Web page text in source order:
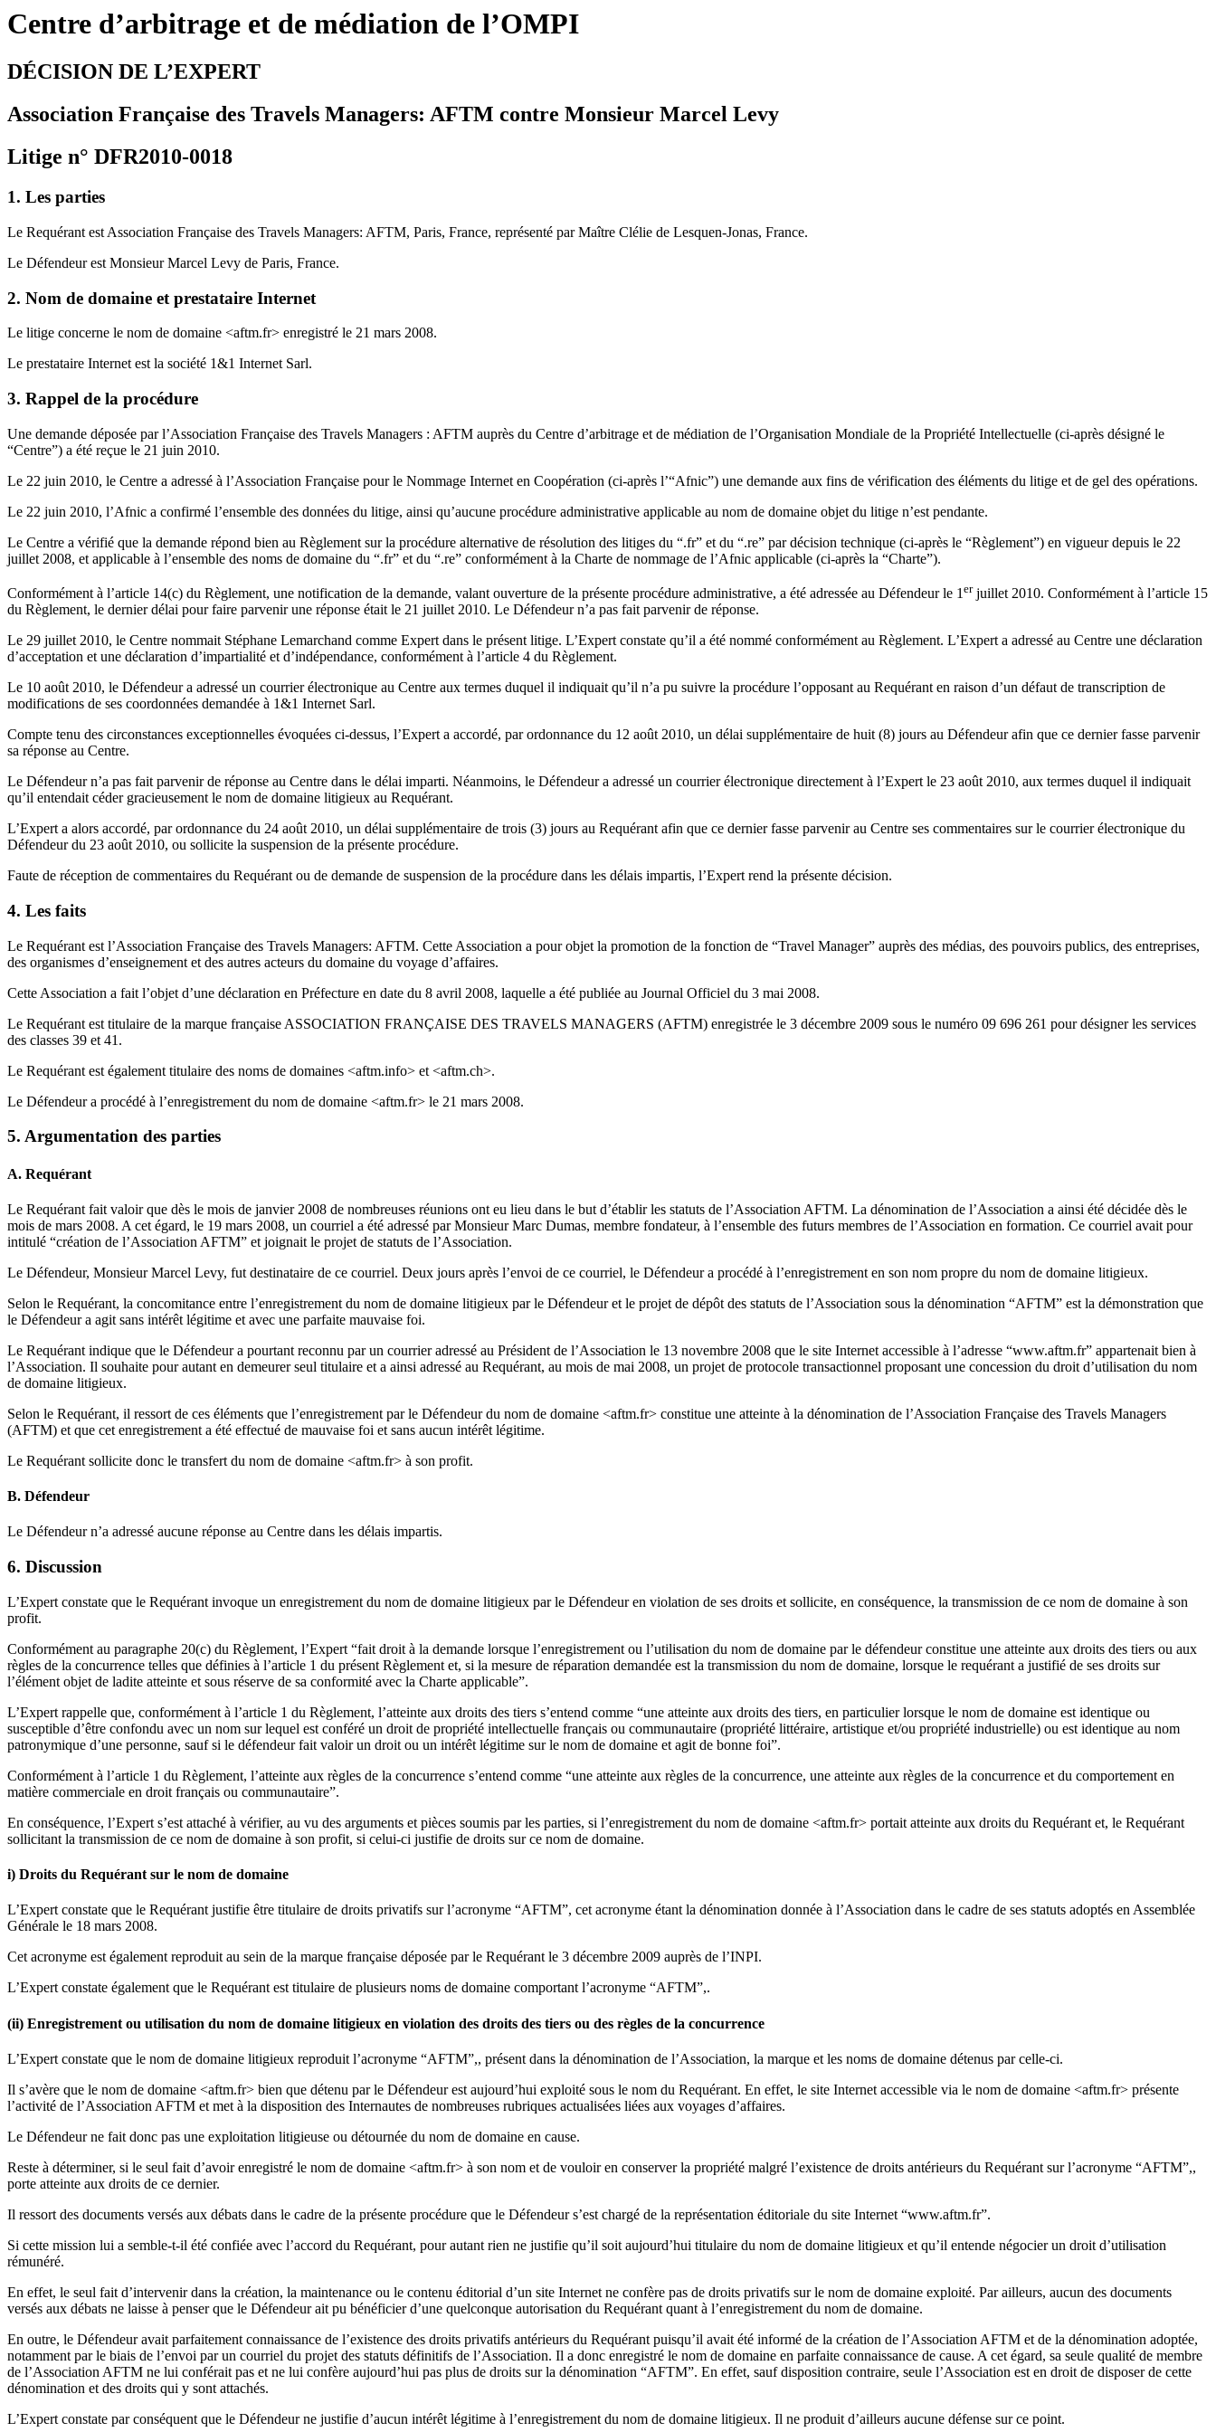
Centre d’arbitrage et de médiation de l’OMPI
DÉCISION DE L’EXPERT
Association Française des Travels Managers: AFTM contre Monsieur Marcel Levy
Litige n° DFR2010-0018
1. Les parties
Le Requérant est Association Française des Travels Managers: AFTM, Paris, France, représenté par Maître Clélie de Lesquen-Jonas, France.
Le Défendeur est Monsieur Marcel Levy de Paris, France.
2. Nom de domaine et prestataire Internet
Le litige concerne le nom de domaine <aftm.fr> enregistré le 21 mars 2008.
Le prestataire Internet est la société 1&1 Internet Sarl.
3. Rappel de la procédure
Une demande déposée par l’Association Française des Travels Managers : AFTM auprès du Centre d’arbitrage et de médiation de l’Organisation Mondiale de la Propriété Intellectuelle (ci-après désigné le
“Centre”) a été reçue le 21 juin 2010.
Le 22 juin 2010, le Centre a adressé à l’Association Française pour le Nommage Internet en Coopération (ci-après l’“Afnic”) une demande aux fins de vérification des éléments du litige et de gel des opérations.
Le 22 juin 2010, l’Afnic a confirmé l’ensemble des données du litige, ainsi qu’aucune procédure administrative applicable au nom de domaine objet du litige n’est pendante.
Le Centre a vérifié que la demande répond bien au Règlement sur la procédure alternative de résolution des litiges du “.fr” et du “.re” par décision technique (ci-après le “Règlement”) en vigueur depuis le 22
juillet 2008, et applicable à l’ensemble des noms de domaine du “.fr” et du “.re” conformément à la Charte de nommage de l’Afnic applicable (ci-après la “Charte”).
Conformément à l’article 14(c) du Règlement, une notification de la demande, valant ouverture de la présente procédure administrative, a été adressée au Défendeur le 1 erjuillet 2010. Conformément à l’article 15
du Règlement, le dernier délai pour faire parvenir une réponse était le 21 juillet 2010. Le Défendeur n’a pas fait parvenir de réponse.
Le 29 juillet 2010, le Centre nommait Stéphane Lemarchand comme Expert dans le présent litige. L’Expert constate qu’il a été nommé conformément au Règlement. L’Expert a adressé au Centre une déclaration
d’acceptation et une déclaration d’impartialité et d’indépendance, conformément à l’article 4 du Règlement.
Le 10 août 2010, le Défendeur a adressé un courrier électronique au Centre aux termes duquel il indiquait qu’il n’a pu suivre la procédure l’opposant au Requérant en raison d’un défaut de transcription de
modifications de ses coordonnées demandée à 1&1 Internet Sarl.
Compte tenu des circonstances exceptionnelles évoquées ci-dessus, l’Expert a accordé, par ordonnance du 12 août 2010, un délai supplémentaire de huit (8) jours au Défendeur afin que ce dernier fasse parvenir
sa réponse au Centre.
Le Défendeur n’a pas fait parvenir de réponse au Centre dans le délai imparti. Néanmoins, le Défendeur a adressé un courrier électronique directement à l’Expert le 23 août 2010, aux termes duquel il indiquait
qu’il entendait céder gracieusement le nom de domaine litigieux au Requérant.
L’Expert a alors accordé, par ordonnance du 24 août 2010, un délai supplémentaire de trois (3) jours au Requérant afin que ce dernier fasse parvenir au Centre ses commentaires sur le courrier électronique du
Défendeur du 23 août 2010, ou sollicite la suspension de la présente procédure.
Faute de réception de commentaires du Requérant ou de demande de suspension de la procédure dans les délais impartis, l’Expert rend la présente décision.
4. Les faits
Le Requérant est l’Association Française des Travels Managers: AFTM. Cette Association a pour objet la promotion de la fonction de “Travel Manager” auprès des médias, des pouvoirs publics, des entreprises,
des organismes d’enseignement et des autres acteurs du domaine du voyage d’affaires.
Cette Association a fait l’objet d’une déclaration en Préfecture en date du 8 avril 2008, laquelle a été publiée au Journal Officiel du 3 mai 2008.
Le Requérant est titulaire de la marque française ASSOCIATION FRANÇAISE DES TRAVELS MANAGERS (AFTM) enregistrée le 3 décembre 2009 sous le numéro 09 696 261 pour désigner les services
des classes 39 et 41.
Le Requérant est également titulaire des noms de domaines <aftm.info> et <aftm.ch>.
Le Défendeur a procédé à l’enregistrement du nom de domaine <aftm.fr> le 21 mars 2008.
5. Argumentation des parties
A. Requérant
Le Requérant fait valoir que dès le mois de janvier 2008 de nombreuses réunions ont eu lieu dans le but d’établir les statuts de l’Association AFTM. La dénomination de l’Association a ainsi été décidée dès le
mois de mars 2008. A cet égard, le 19 mars 2008, un courriel a été adressé par Monsieur Marc Dumas, membre fondateur, à l’ensemble des futurs membres de l’Association en formation. Ce courriel avait pour
intitulé “création de l’Association AFTM” et joignait le projet de statuts de l’Association.
Le Défendeur, Monsieur Marcel Levy, fut destinataire de ce courriel. Deux jours après l’envoi de ce courriel, le Défendeur a procédé à l’enregistrement en son nom propre du nom de domaine litigieux.
Selon le Requérant, la concomitance entre l’enregistrement du nom de domaine litigieux par le Défendeur et le projet de dépôt des statuts de l’Association sous la dénomination “AFTM” est la démonstration que
le Défendeur a agit sans intérêt légitime et avec une parfaite mauvaise foi.
Le Requérant indique que le Défendeur a pourtant reconnu par un courrier adressé au Président de l’Association le 13 novembre 2008 que le site Internet accessible à l’adresse “www.aftm.fr” appartenait bien à
l’Association. Il souhaite pour autant en demeurer seul titulaire et a ainsi adressé au Requérant, au mois de mai 2008, un projet de protocole transactionnel proposant une concession du droit d’utilisation du nom
de domaine litigieux.
Selon le Requérant, il ressort de ces éléments que l’enregistrement par le Défendeur du nom de domaine <aftm.fr> constitue une atteinte à la dénomination de l’Association Française des Travels Managers
(AFTM) et que cet enregistrement a été effectué de mauvaise foi et sans aucun intérêt légitime.
Le Requérant sollicite donc le transfert du nom de domaine <aftm.fr> à son profit.
B. Défendeur
Le Défendeur n’a adressé aucune réponse au Centre dans les délais impartis.
6. Discussion
L’Expert constate que le Requérant invoque un enregistrement du nom de domaine litigieux par le Défendeur en violation de ses droits et sollicite, en conséquence, la transmission de ce nom de domaine à son
profit.
Conformément au paragraphe 20(c) du Règlement, l’Expert “fait droit à la demande lorsque l’enregistrement ou l’utilisation du nom de domaine par le défendeur constitue une atteinte aux droits des tiers ou aux
règles de la concurrence telles que définies à l’article 1 du présent Règlement et, si la mesure de réparation demandée est la transmission du nom de domaine, lorsque le requérant a justifié de ses droits sur
l’élément objet de ladite atteinte et sous réserve de sa conformité avec la Charte applicable”.
L’Expert rappelle que, conformément à l’article 1 du Règlement, l’atteinte aux droits des tiers s’entend comme “une atteinte aux droits des tiers, en particulier lorsque le nom de domaine est identique ou
susceptible d’être confondu avec un nom sur lequel est conféré un droit de propriété intellectuelle français ou communautaire (propriété littéraire, artistique et/ou propriété industrielle) ou est identique au nom
patronymique d’une personne, sauf si le défendeur fait valoir un droit ou un intérêt légitime sur le nom de domaine et agit de bonne foi”.
Conformément à l’article 1 du Règlement, l’atteinte aux règles de la concurrence s’entend comme “une atteinte aux règles de la concurrence, une atteinte aux règles de la concurrence et du comportement en
matière commerciale en droit français ou communautaire”.
En conséquence, l’Expert s’est attaché à vérifier, au vu des arguments et pièces soumis par les parties, si l’enregistrement du nom de domaine <aftm.fr> portait atteinte aux droits du Requérant et, le Requérant
sollicitant la transmission de ce nom de domaine à son profit, si celui-ci justifie de droits sur ce nom de domaine.
i) Droits du Requérant sur le nom de domaine
L’Expert constate que le Requérant justifie être titulaire de droits privatifs sur l’acronyme “AFTM”, cet acronyme étant la dénomination donnée à l’Association dans le cadre de ses statuts adoptés en Assemblée
Générale le 18 mars 2008.
Cet acronyme est également reproduit au sein de la marque française déposée par le Requérant le 3 décembre 2009 auprès de l’INPI.
L’Expert constate également que le Requérant est titulaire de plusieurs noms de domaine comportant l’acronyme “AFTM”,.
(ii) Enregistrement ou utilisation du nom de domaine litigieux en violation des droits des tiers ou des règles de la concurrence
L’Expert constate que le nom de domaine litigieux reproduit l’acronyme “AFTM”,, présent dans la dénomination de l’Association, la marque et les noms de domaine détenus par celle-ci.
Il s’avère que le nom de domaine <aftm.fr> bien que détenu par le Défendeur est aujourd’hui exploité sous le nom du Requérant. En effet, le site Internet accessible via le nom de domaine <aftm.fr> présente
l’activité de l’Association AFTM et met à la disposition des Internautes de nombreuses rubriques actualisées liées aux voyages d’affaires.
Le Défendeur ne fait donc pas une exploitation litigieuse ou détournée du nom de domaine en cause.
Reste à déterminer, si le seul fait d’avoir enregistré le nom de domaine <aftm.fr> à son nom et de vouloir en conserver la propriété malgré l’existence de droits antérieurs du Requérant sur l’acronyme “AFTM”,,
porte atteinte aux droits de ce dernier.
Il ressort des documents versés aux débats dans le cadre de la présente procédure que le Défendeur s’est chargé de la représentation éditoriale du site Internet “www.aftm.fr”.
Si cette mission lui a semble-t-il été confiée avec l’accord du Requérant, pour autant rien ne justifie qu’il soit aujourd’hui titulaire du nom de domaine litigieux et qu’il entende négocier un droit d’utilisation
rémunéré.
En effet, le seul fait d’intervenir dans la création, la maintenance ou le contenu éditorial d’un site Internet ne confère pas de droits privatifs sur le nom de domaine exploité. Par ailleurs, aucun des documents
versés aux débats ne laisse à penser que le Défendeur ait pu bénéficier d’une quelconque autorisation du Requérant quant à l’enregistrement du nom de domaine.
En outre, le Défendeur avait parfaitement connaissance de l’existence des droits privatifs antérieurs du Requérant puisqu’il avait été informé de la création de l’Association AFTM et de la dénomination adoptée,
notamment par le biais de l’envoi par un courriel du projet des statuts définitifs de l’Association. Il a donc enregistré le nom de domaine en parfaite connaissance de cause. A cet égard, sa seule qualité de membre
de l’Association AFTM ne lui conférait pas et ne lui confère aujourd’hui pas plus de droits sur la dénomination “AFTM”. En effet, sauf disposition contraire, seule l’Association est en droit de disposer de cette
dénomination et des droits qui y sont attachés.
L’Expert constate par conséquent que le Défendeur ne justifie d’aucun intérêt légitime à l’enregistrement du nom de domaine litigieux. Il ne produit d’ailleurs aucune défense sur ce point.